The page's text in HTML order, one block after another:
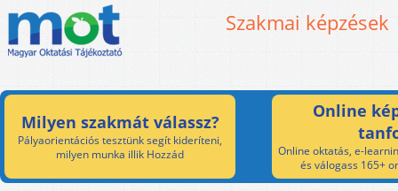
Szakmai képzések
Milyen szakmát válassz?
Pályaorientációs tesztünk segít kideríteni,
milyen munka illik Hozzád
Online
Online oktatás, e-
és válogass 165+